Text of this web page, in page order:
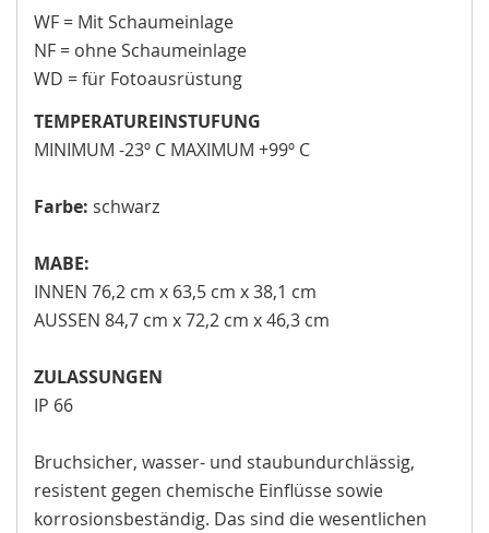
WF = Mit Schaumeinlage
NF = ohne Schaumeinlage
WD = für Fotoausrüstung
TEMPERATUREINSTUFUNG
MINIMUM -23º C MAXIMUM +99º C
Farbe: schwarz
MABE:
INNEN 76,2 cm x 63,5 cm x 38,1 cm
AUSSEN 84,7 cm x 72,2 cm x 46,3 cm
ZULASSUNGEN
IP 66
Bruchsicher, wasser- und staubundurchlässig,
resistent gegen chemische Einflüsse sowie
korrosionsbeständig. Das sind die wesentlichen